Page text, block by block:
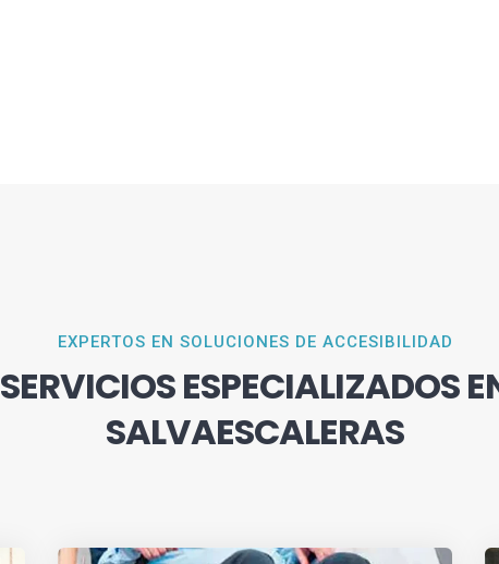
EXPERTOS EN SOLUCIONES DE ACCESIBILIDAD
SERVICIOS ESPECIALIZADOS
SALVAESCALERAS